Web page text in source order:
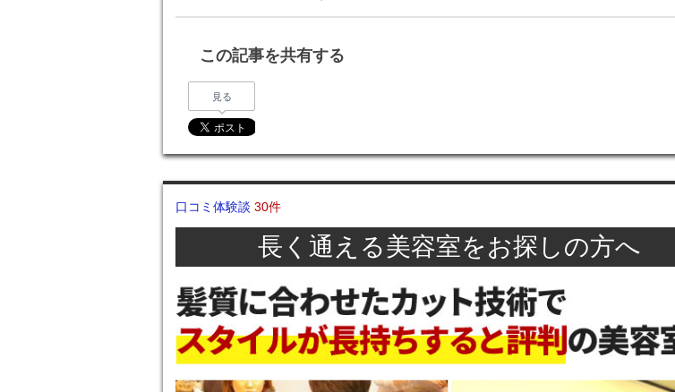
この記事を共有する
見る
口コミ体験談 30件
長く通える美容室をお探しの方へ